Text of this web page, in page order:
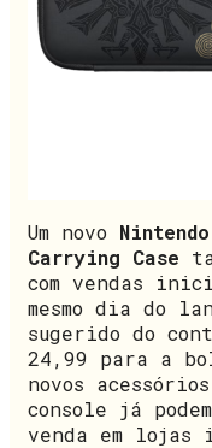
Um novo
Carrying Case
com vendas
mesmo dia do
sugerido do
24,99 para a
novos
console já
venda em lojas